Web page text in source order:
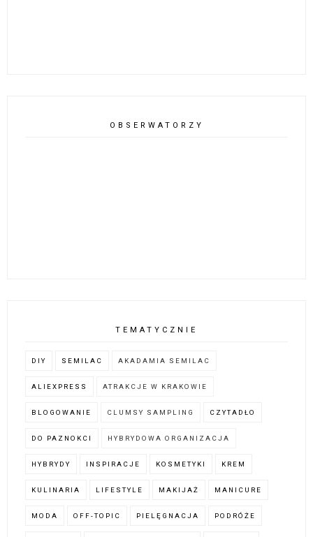
OBSERWATORZY
TEMATYCZNIE
DIY SEMILAC AKADAMIA SEMILAC
ALIEXPRESS ATRAKCJE W KRAKOWIE
BLOGOWANIE CLUMSY SAMPLING CZYTADŁO
DO PAZNOKCI HYBRYDOWA ORGANIZACJA
HYBRYDY INSPIRACJE KOSMETYKI KREM
KULINARIA LIFESTYLE MAKIJAŻ MANICURE
MODA OFF-TOPIC PIELĘGNACJA PODRÓŻE